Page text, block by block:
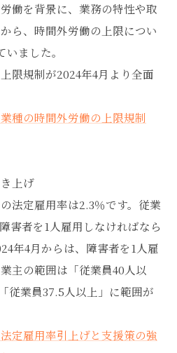
働を背景に、業務の特性や取
ら、時間外労働の上限につい
ました。
限規制が2024年4月より全面
種の時間外労働の上限規制
上げ
法定雇用率は2.3％です。従業
害者を1人雇用しなければなら
年4月からは、障害者を1人雇
主の範囲は「従業員40人以
従業員37.5人以上」に範囲が
定雇用率引上げと支援策の強